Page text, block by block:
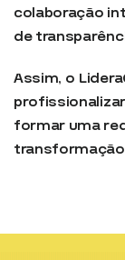
colaboração
de
Assim, o
formar uma
transformação